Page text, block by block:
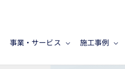
事業・サービス 施工事例